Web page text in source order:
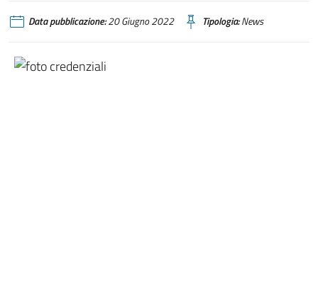
Data pubblicazione:20 Giugno 2022 Tipologia:News